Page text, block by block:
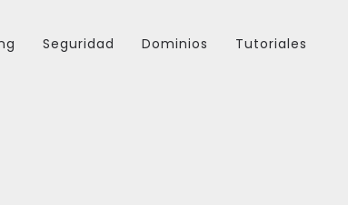
Seguridad Dominios Tutoriales